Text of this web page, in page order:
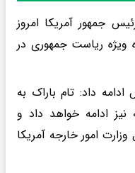
جمهور آمریکا امروز
ویژه ریاست جمهوری در
داد: تام باراک به
ادامه خواهد داد و
امور خارجه آمریکا